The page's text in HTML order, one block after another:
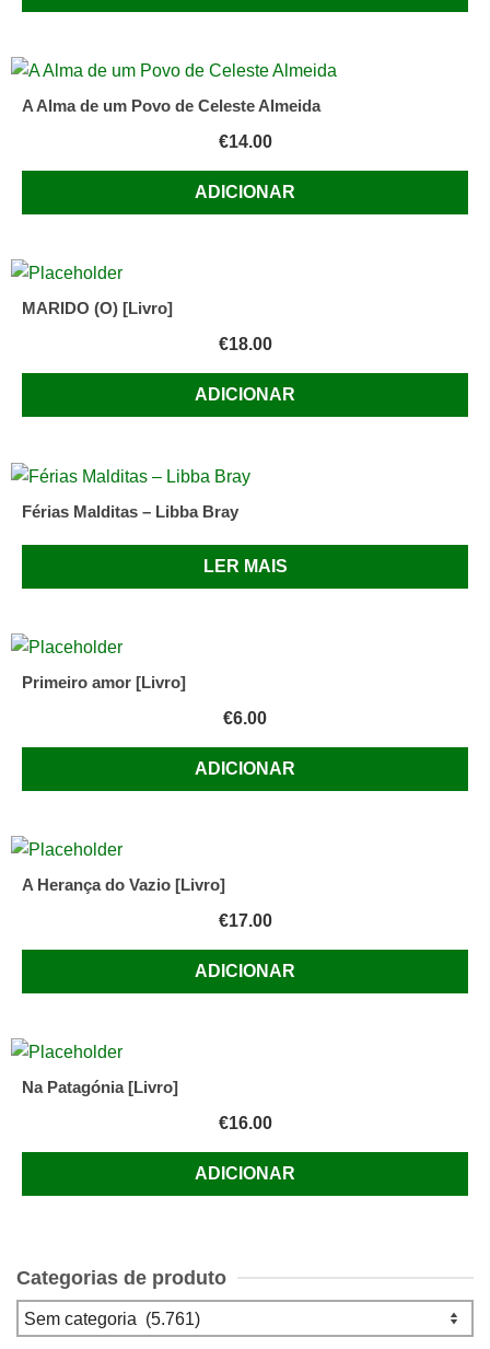
A Alma de um Povo de Celeste Almeida
€14.00
ADICIONAR
MARIDO (O) [Livro]
€18.00
ADICIONAR
Férias Malditas – Libba Bray
LER MAIS
Primeiro amor [Livro]
€6.00
ADICIONAR
A Herança do Vazio [Livro]
€17.00
ADICIONAR
Na Patagónia [Livro]
€16.00
ADICIONAR
Categorias de produto